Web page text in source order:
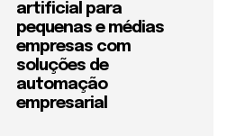
artificial para
pequenas e médias
empresas com
soluções de
automação
empresarial